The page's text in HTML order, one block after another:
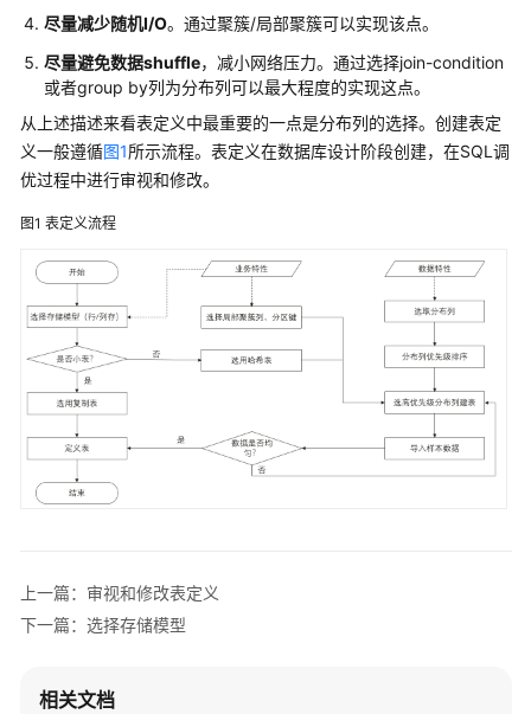
费
说
明
速
入
门
指
南
开
指
南
指
南
式
尽量减少随机I/O。通过聚簇/局部聚簇可以实现该点。
尽量避免数据shuffle，减小网络压力。通过选择join-condition
或者group by列为分布列可以最大程度的实现这点。
从上述描述来看表定义中最重要的一点是分布列的选择。创建表定
义一般遵循图1所示流程。表定义在数据库设计阶段创建，在SQL调
优过程中进行审视和修改。
图1 表定义流程
上一篇：审视和修改表定义
下一篇：选择存储模型
相关文档